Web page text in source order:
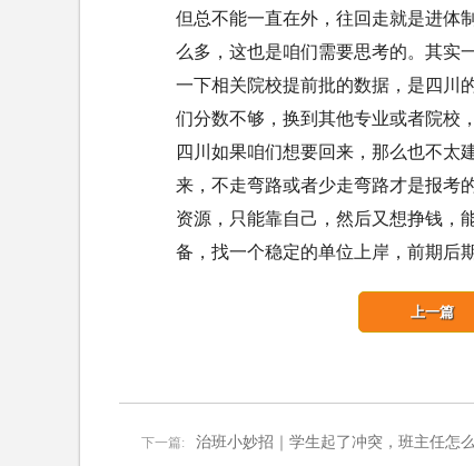
但总不能一直在外，往回走就是进体
么多，这也是咱们需要思考的。其实
一下相关院校提前批的数据，是四川
们分数不够，换到其他专业或者院校
四川如果咱们想要回来，那么也不太
来，不走弯路或者少走弯路才是报考
资源，只能靠自己，然后又想挣钱，
备，找一个稳定的单位上岸，前期后
下一篇: 治班小妙招｜学生起了冲突，班主任怎
上一篇